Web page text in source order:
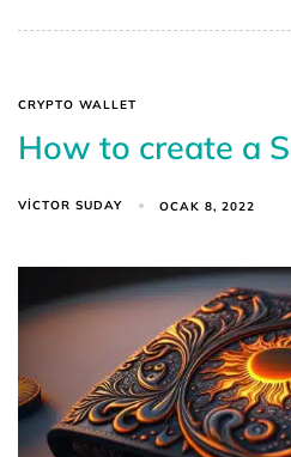
CRYPTO WALLET
How to create a
VICTOR SUDAY OCAK 8, 2022